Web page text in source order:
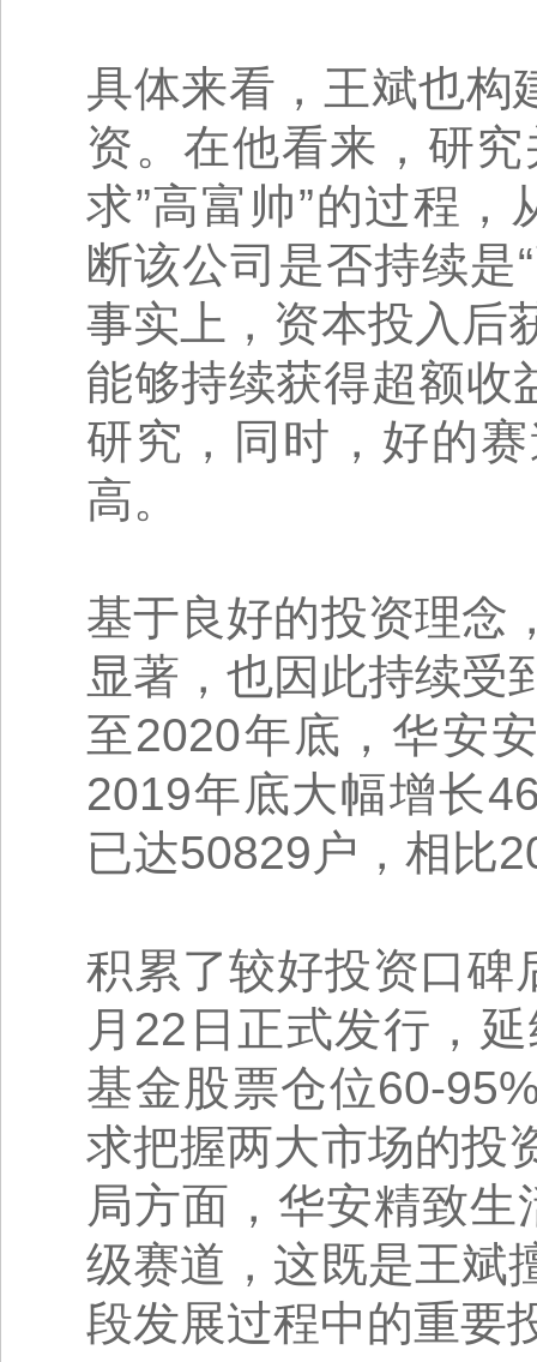
具体来看，王斌也构
资。在他看来，研
求”高富帅”的过程
断该公司是否持续是
事实上，资本投入后
能够持续获得超额收
研究，同时，好的
高。
基于良好的投资理念
显著，也因此持续受
至2020年底，华安
2019年底大幅增长
已达50829户，相比
积累了较好投资口碑
月22日正式发行，
基金股票仓位60-
求把握两大市场的投
局方面，华安精致生
级赛道，这既是王斌
段发展过程中的重要